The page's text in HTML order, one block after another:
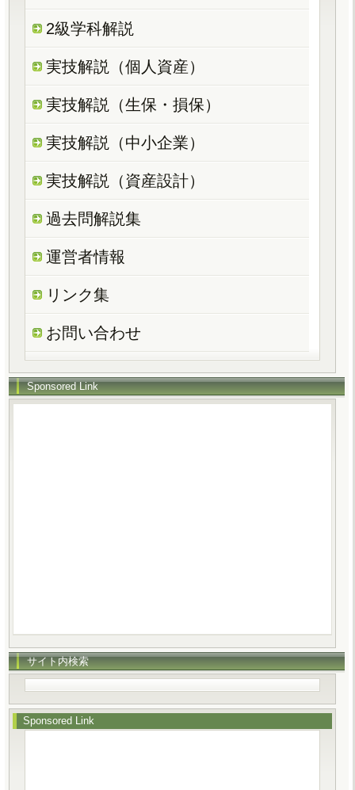
2級学科解説
実技解説（個人資産）
実技解説（生保・損保）
実技解説（中小企業）
実技解説（資産設計）
過去問解説集
運営者情報
リンク集
お問い合わせ
Sponsored Link
サイト内検索
Sponsored Link